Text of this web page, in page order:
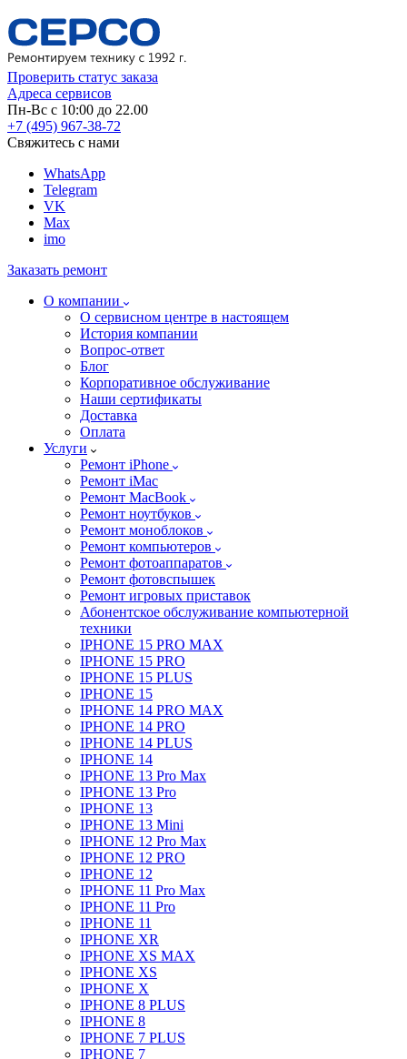
Проверить статус заказа
Адреса сервисов
Пн-Вс с 10:00 до 22.00
+7 (495) 967-38-72
Свяжитесь с нами
WhatsApp
Telegram
VK
Max
imo
Заказать ремонт
О компании
О сервисном центре в настоящем
История компании
Вопрос-ответ
Блог
Корпоративное обслуживание
Наши сертификаты
Доставка
Оплата
Услуги
Ремонт iPhone
Ремонт iMac
Ремонт MacBook
Ремонт ноутбуков
Ремонт моноблоков
Ремонт компьютеров
Ремонт фотоаппаратов
Ремонт фотовспышек
Ремонт игровых приставок
Абонентское обслуживание компьютерной
техники
IPHONE 15 PRO MAX
IPHONE 15 PRO
IPHONE 15 PLUS
IPHONE 15
IPHONE 14 PRO MAX
IPHONE 14 PRO
IPHONE 14 PLUS
IPHONE 14
IPHONE 13 Pro Max
IPHONE 13 Pro
IPHONE 13
IPHONE 13 Mini
IPHONE 12 Pro Max
IPHONE 12 PRO
IPHONE 12
IPHONE 11 Pro Max
IPHONE 11 Pro
IPHONE 11
IPHONE XR
IPHONE XS MAX
IPHONE XS
IPHONE X
IPHONE 8 PLUS
IPHONE 8
IPHONE 7 PLUS
IPHONE 7